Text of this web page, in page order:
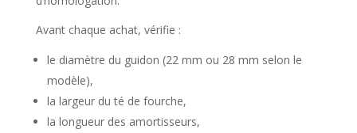
Avant chaque achat, vérifie :
le diamètre du guidon (22 mm ou 28 mm selon le
modèle),
la largeur du té de fourche,
la longueur des amortisseurs,